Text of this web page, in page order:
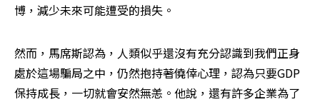
博，減少未來可能遭受的損失。
然而，馬席斯認為，人類似乎還沒有充分認識到我們正身
處於這場騙局之中，仍然抱持著僥倖心理，認為只要GDP
保持成長，一切就會安然無恙。他說，還有許多企業為了